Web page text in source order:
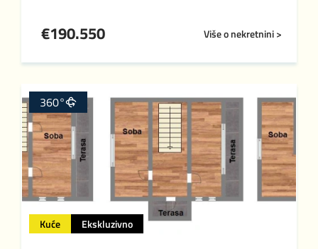
Više o nekretnini >
€190.550
Kuće Ekskluzivno
360°